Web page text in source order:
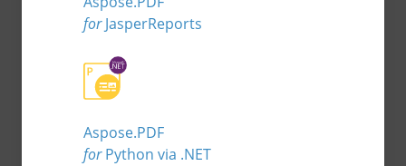
forJasperReports
Aspose.PDF
forPython via .NET